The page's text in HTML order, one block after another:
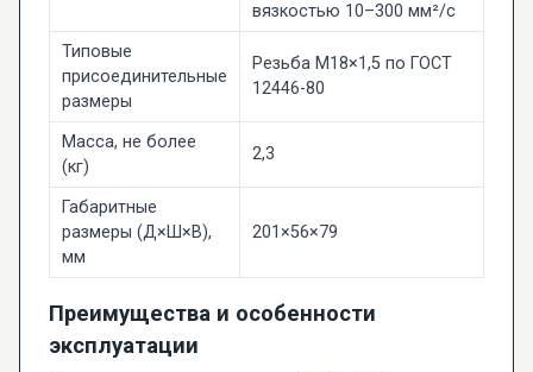
вязкостью 10–300 мм²/с
Типовые
присоединительные
размеры
Резьба М18×1,5 по ГОСТ
12446-80
Масса, не более
(кг)
2,3
Габаритные
размеры (Д×Ш×В),
мм
201×56×79
Преимущества и особенности
эксплуатации